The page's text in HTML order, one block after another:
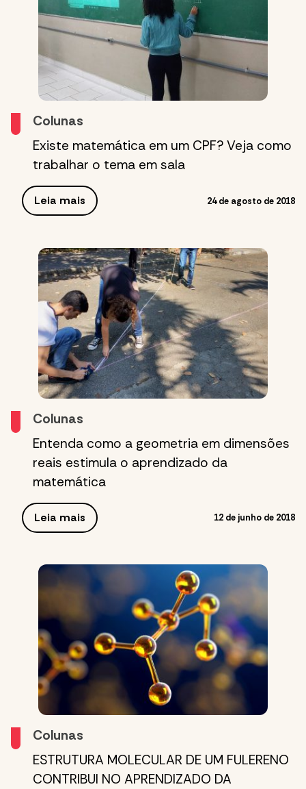
Colunas
Existe matemática em um CPF? Veja como
trabalhar o tema em sala
Leia mais 24 de agosto de 2018
Colunas
Entenda como a geometria em dimensões
reais estimula o aprendizado da
matemática
Leia mais 12 de junho de 2018
Colunas
ESTRUTURA MOLECULAR DE UM FULERENO
CONTRIBUI NO APRENDIZADO DA